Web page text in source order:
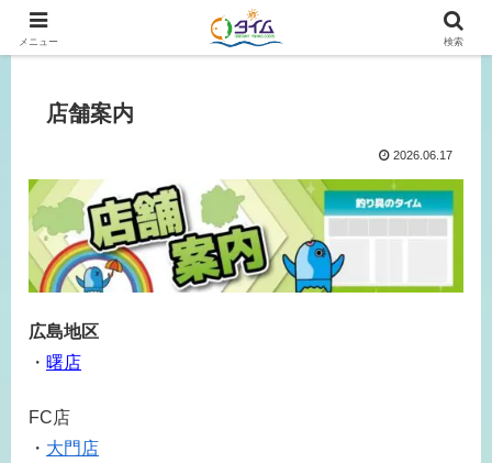
広島、岡山の釣り情報はタイムにおまかせ！
店舗案内
2026.06.17
広島地区
・ 曙店
FC店
・ 大門店
メニュー 検索